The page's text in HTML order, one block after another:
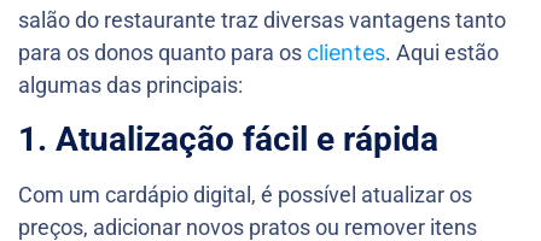
salão do restaurante traz diversas vantagens tanto
para os donos quanto para os clientes. Aqui estão
algumas das principais:
1. Atualização fácil e rápida
Com um cardápio digital, é possível atualizar os
preços, adicionar novos pratos ou remover itens